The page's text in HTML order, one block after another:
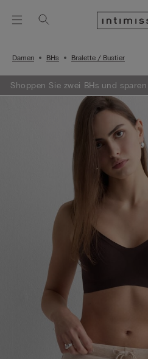
Damen BHs Bralette / Bustier
Shoppen Sie zwei BHs und
zweiten!